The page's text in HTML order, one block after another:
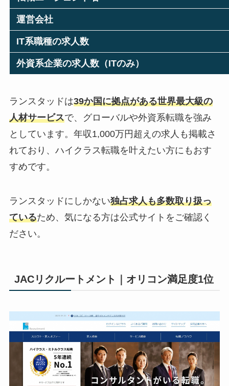
運営会社
IT系職種の求人数
外資系企業の求人数（ITのみ）
ランスタッドは39か国に拠点がある世界最大級の
人材サービスで、グローバルや外資系転職を強み
としています。年収1,000万円超えの求人も掲載さ
れており、ハイクラス転職を叶えたい方にもおす
すめです。
ランスタッドにしかない独占求人も多数取り扱っ
ているため、気になる方は公式サイトをご確認く
ださい。
JACリクルートメント｜オリコン満足度1位